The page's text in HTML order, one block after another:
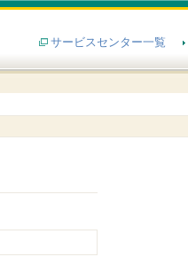
サービスセンター一覧